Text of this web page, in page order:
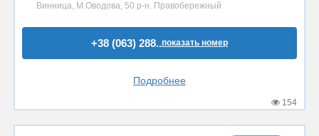
Винница, М.Оводова, 50 р-н. Правобережный
+38 (063) 288..показать номер
Подробнее
154